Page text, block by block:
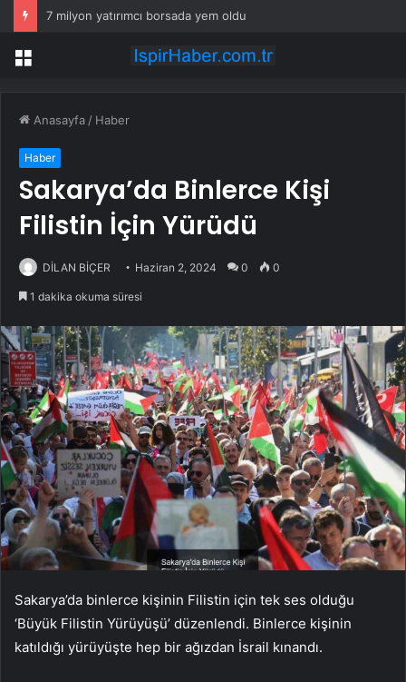
7 milyon yatırımcı borsada yem oldu
Menü
Anasayfa / Haber
Haber
Sakarya’da Binlerce Kişi
Filistin İçin Yürüdü
DİLAN BİÇER Haziran 2, 2024 0 0
1 dakika okuma süresi
Sakarya’da binlerce kişinin Filistin için tek ses olduğu
‘Büyük Filistin Yürüyüşü’ düzenlendi. Binlerce kişinin
katıldığı yürüyüşte hep bir ağızdan İsrail kınandı.